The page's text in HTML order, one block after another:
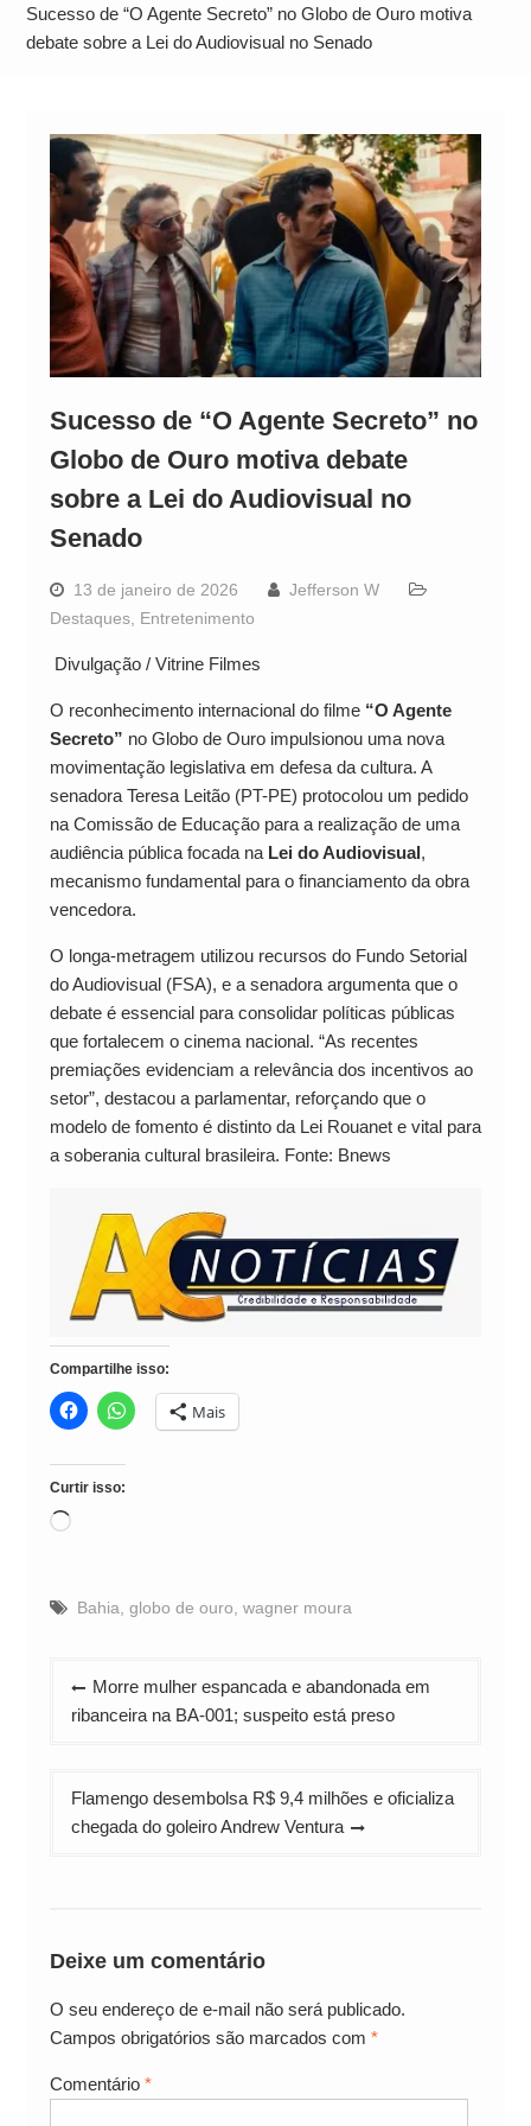
Alto
Sucesso de “O Agente Secreto” no Globo de Ouro motiva
debate sobre a Lei do Audiovisual no Senado
Sucesso de “O Agente Secreto” no
Globo de Ouro motiva debate
sobre a Lei do Audiovisual no
Senado
13 de janeiro de 2026
Jefferson W
Destaques, Entretenimento
Divulgação / Vitrine Filmes
O reconhecimento internacional do filme “O Agente
Secreto” no Globo de Ouro impulsionou uma nova
movimentação legislativa em defesa da cultura. A
senadora Teresa Leitão (PT-PE) protocolou um pedido
na Comissão de Educação para a realização de uma
audiência pública focada na Lei do Audiovisual,
mecanismo fundamental para o financiamento da obra
vencedora.
O longa-metragem utilizou recursos do Fundo Setorial
do Audiovisual (FSA), e a senadora argumenta que o
debate é essencial para consolidar políticas públicas
que fortalecem o cinema nacional. “As recentes
premiações evidenciam a relevância dos incentivos ao
setor”, destacou a parlamentar, reforçando que o
modelo de fomento é distinto da Lei Rouanet e vital para
a soberania cultural brasileira. Fonte: Bnews
Compartilhe isso:
Mais
Curtir isso:
Carregando...
Bahia globo de ouro wagner moura
Navegação
de
Morre mulher espancada e abandonada em
ribanceira na BA-001; suspeito está preso
Flamengo desembolsa R$ 9,4 milhões e oficializa
chegada do goleiro Andrew Ventura
Deixe um comentário
O seu endereço de e-mail não será publicado.
Campos obrigatórios são marcados com *
Comentário *